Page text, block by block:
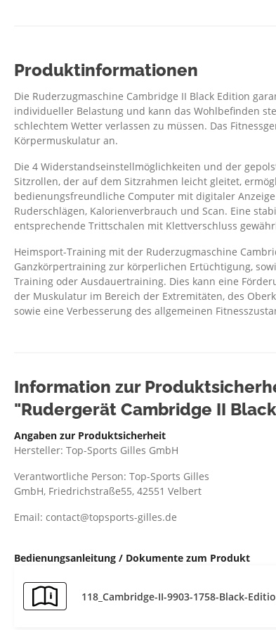
Produktinformationen
Die Ruderzugmaschine Cambridge II Black Edition
individueller Belastung und kann das Wohlbefinden
schlechtem Wetter verlassen zu müssen. Das
Körpermuskulatur an.
Die 4 Widerstandseinstellmöglichkeiten und der
Sitzrollen, der auf dem Sitzrahmen leicht gleitet,
bedienungsfreundliche Computer mit digitaler
Ruderschlägen, Kalorienverbrauch und Scan. Eine
entsprechende Trittschalen mit Klettverschluss
Heimsport-Training mit der Ruderzugmaschine
Ganzkörpertraining zur körperlichen Ertüchtigung,
Training oder Ausdauertraining. Dies kann eine
der Muskulatur im Bereich der Extremitäten, des
sowie eine Verbesserung des allgemeinen
Information zur
"Rudergerät Cambridge II
Angaben zur Produktsicherheit
Hersteller: Top-Sports Gilles GmbH
Verantwortliche Person: Top-Sports Gilles
GmbH, Friedrichstraße55, 42551 Velbert
Email: contact@topsports-gilles.de
Bedienungsanleitung / Dokumente zum Produkt
118_Cambridge-II-9903-1758-Black-